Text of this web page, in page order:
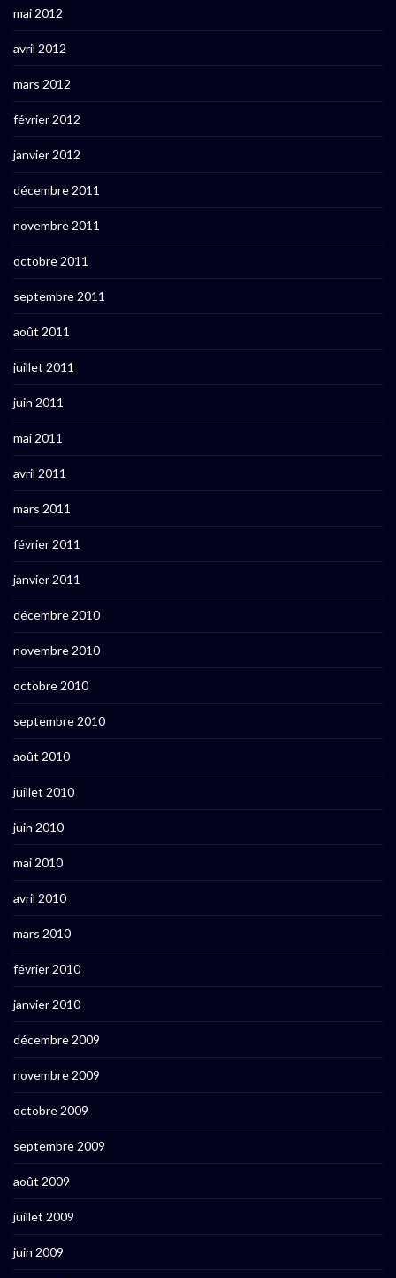
mai 2012
avril 2012
mars 2012
février 2012
janvier 2012
décembre 2011
novembre 2011
octobre 2011
septembre 2011
août 2011
juillet 2011
juin 2011
mai 2011
avril 2011
mars 2011
février 2011
janvier 2011
décembre 2010
novembre 2010
octobre 2010
septembre 2010
août 2010
juillet 2010
juin 2010
mai 2010
avril 2010
mars 2010
février 2010
janvier 2010
décembre 2009
novembre 2009
octobre 2009
septembre 2009
août 2009
juillet 2009
juin 2009